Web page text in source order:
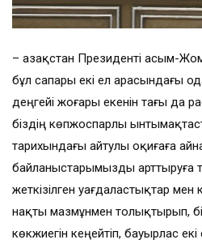
– Қазақстан Президенті Қасым-
бұл сапары екі ел арасындағы
деңгейі жоғары екенін тағы да
біздің көпжоспарлы
тарихындағы айтулы оқиғаға
байланыстарымызды арттыруға
жеткізілген уағдаластықтар мен
нақты мазмұнмен толықтырып,
көкжиегін кеңейтіп, бауырлас